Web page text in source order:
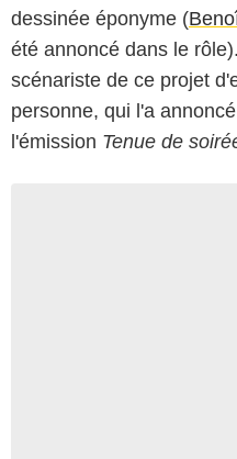
dessinée éponyme (
été annoncé dans le
scénariste de ce projet
personne, qui l'a
l'émission Tenue de